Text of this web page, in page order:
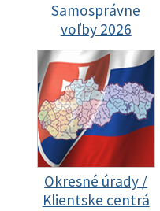
Samosprávne
voľby 2026
Okresné úrady /
Klientske centrá